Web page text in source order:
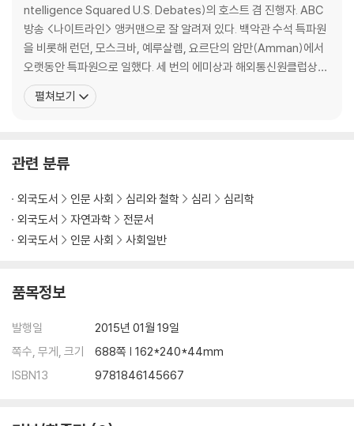
The history of autism is, above all, the story of families fightin
g for a place in the world for their children. It is the story of wo
men like Ruth Sullivan, who rebelled against a medical establis
hment that blamed "refrigerator mothers" for causing autism,
of fathers who pushed scientists to dig harder for treatment
s, of parents who forced schools to accept their children. But
sparred over how to treat autism, and those with autism, like
rlds and championed a philosophy of 'neurodiversity'.
This is also a story of fierce controversy: from the question of
nication', one of many treatments that have proved to be blin
enters feeding LSD to children with autism, or shocking them
with electricity to change their behavior; and the authors reve
al, for the first time, that Hans Asperger, discoverer of the syn
ntelligence Squared U.S. Debates)의 호스트 겸 진행자. ABC
방송 <나이트라인> 앵커맨으로 잘 알려져 있다. 백악관 수석 특파원
을 비롯해 런던, 모스크바, 예루살렘, 요르단의 암만(Amman)에서
오랫동안 특파원으로 일했다. 세 번의 에미상과 해외통신원클럽상
(Overseas Press Club Award)을 수상했다. 자서전적 스토리텔
링을 통해 다양한 사람의 목소리를 발굴하고 그들을 연결하는 공동체
펼쳐보기
관련 분류
외국도서 인문 사회 심리와 철학 심리
심리학
외국도서
자연과학
전문서
외국도서
인문 사회 사회일반
품목정보
발행일
2015년 01월 19일
쪽수, 무게, 크기
688쪽 | 162*240*44mm
ISBN13
9781846145667